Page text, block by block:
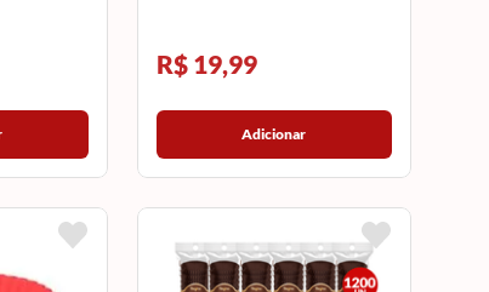
R$ 19,99
Adicionar